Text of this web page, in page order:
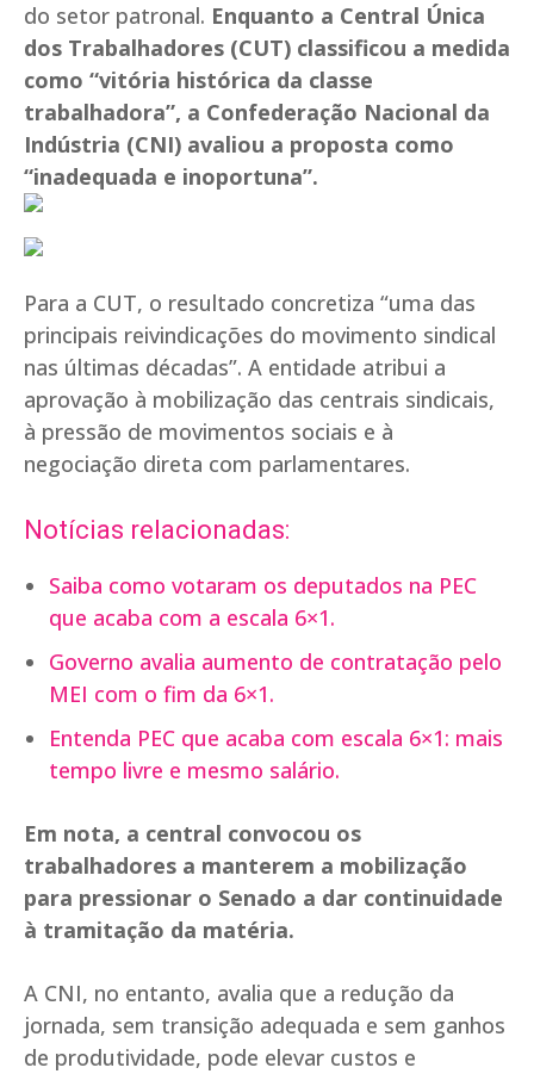
do setor patronal. Enquanto a Central Única
dos Trabalhadores (CUT) classificou a medida
como “vitória histórica da classe
trabalhadora”, a Confederação Nacional da
Indústria (CNI) avaliou a proposta como
“inadequada e inoportuna”.
Para a CUT, o resultado concretiza “uma das
principais reivindicações do movimento sindical
nas últimas décadas”. A entidade atribui a
aprovação à mobilização das centrais sindicais,
à pressão de movimentos sociais e à
negociação direta com parlamentares.
Notícias relacionadas:
Saiba como votaram os deputados na PEC
que acaba com a escala 6×1.
Governo avalia aumento de contratação pelo
MEI com o fim da 6×1.
Entenda PEC que acaba com escala 6×1: mais
tempo livre e mesmo salário.
Em nota, a central convocou os
trabalhadores a manterem a mobilização
para pressionar o Senado a dar continuidade
à tramitação da matéria.
A CNI, no entanto, avalia que a redução da
jornada, sem transição adequada e sem ganhos
de produtividade, pode elevar custos e